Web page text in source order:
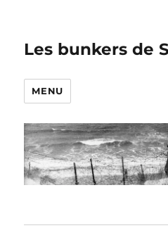
Les bunkers de
MENU